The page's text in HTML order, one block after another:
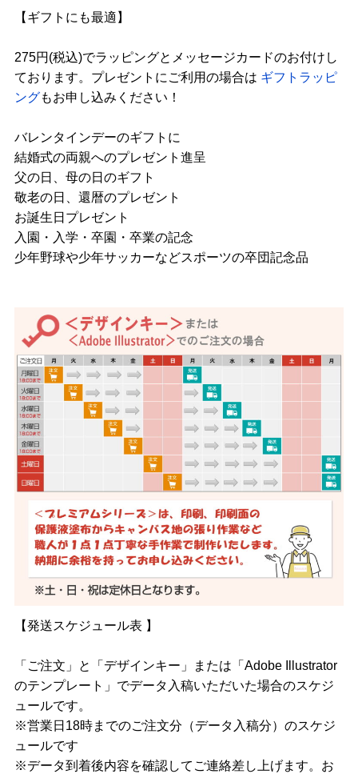
【ギフトにも最適】
275円(税込)でラッピングとメッセージカードのお付けし
ております。プレゼントにご利用の場合は ギフトラッピ
ングもお申し込みください！
バレンタインデーのギフトに
結婚式の両親へのプレゼント進呈
父の日、母の日のギフト
敬老の日、還暦のプレゼント
お誕生日プレゼント
入園・入学・卒園・卒業の記念
少年野球や少年サッカーなどスポーツの卒団記念品
【発送スケジュール表 】
「ご注文」と「デザインキー」または「Adobe Illustrator
のテンプレート」でデータ入稿いただいた場合のスケジ
ュールです。
※営業日18時までのご注文分（データ入稿分）のスケジ
ュールです
※データ到着後内容を確認してご連絡差し上げます。お